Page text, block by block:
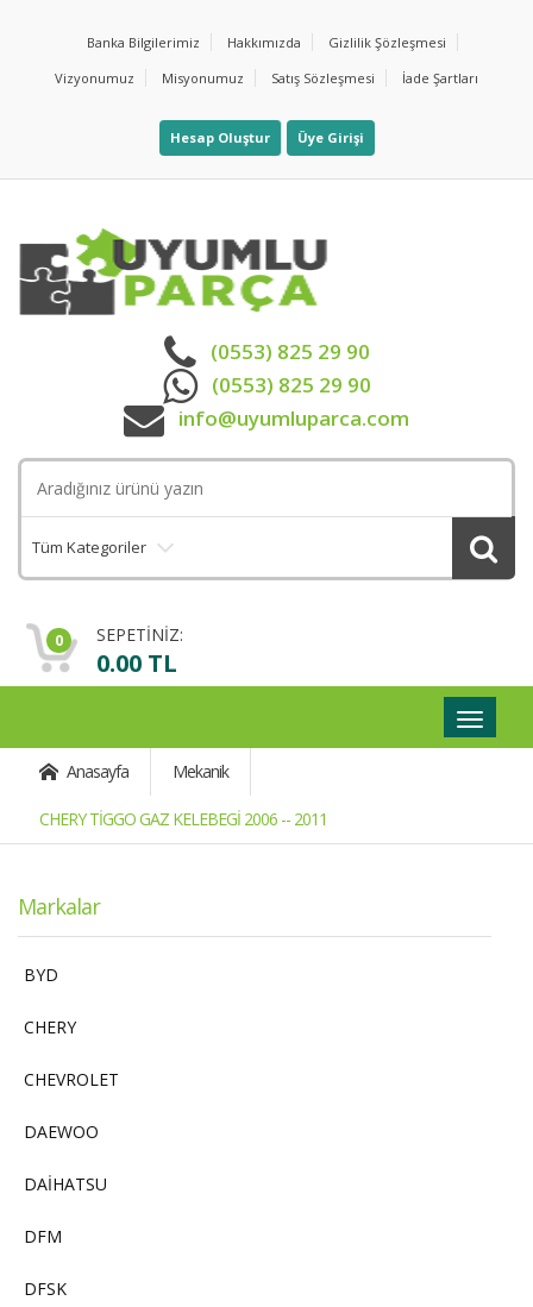
Banka Bilgilerimiz Hakkımızda
Gizlilik Şözleşmesi
Vizyonumuz
Misyonumuz Satış Sözleşmesi İade Şartları
Hesap Oluştur Üye Girişi
(0553) 825 29 90
(0553) 825 29 90
info@uyumluparca.com
Tüm Kategoriler
0 SEPETİNİZ:
0.00 TL
Geçişli
Anasayfa
Mekanik
CHERY TİGGO GAZ KELEBEGİ 2006 -- 2011
Markalar
BYD
CHERY
CHEVROLET
DAEWOO
DAİHATSU
DFM
DFSK